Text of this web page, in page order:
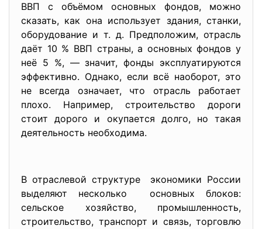
ВВП с объёмом основных фондов, можно
сказать, как она использует здания, станки,
оборудование и т. д. Предположим, отрасль
даёт 10 % ВВП страны, а основных фондов у
неё 5 %, — значит, фонды эксплуатируются
эффективно. Однако, если всё наоборот, это
не всегда означает, что отрасль работает
плохо. Например, строительство дороги
стоит дорого и окупается долго, но такая
деятельность необходима.
В отраслевой структуре экономики России
выделяют несколько основных блоков:
сельское хозяйство, промышленность,
строительство, транспорт и связь, торговлю